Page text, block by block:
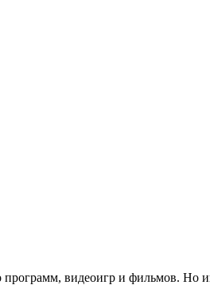
видеоигр и фильмов. Но